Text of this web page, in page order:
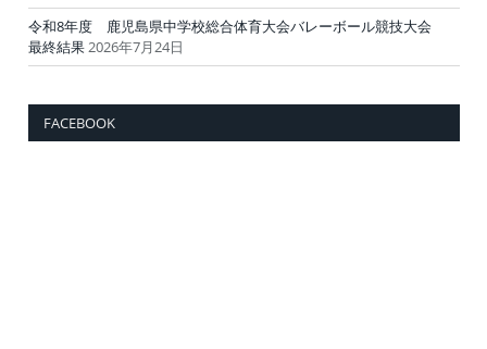
令和8年度 鹿児島県中学校総合体育大会バレーボール競技大会
最終結果2026年7月24日
FACEBOOK